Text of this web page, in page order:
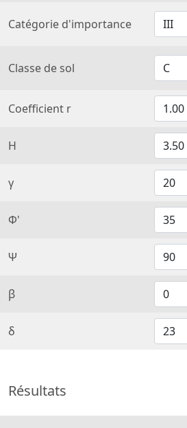
Catégorie d'importance
Classe de sol
Coefficient r
H
γ
Φ'
Ψ
β
δ
Résultats